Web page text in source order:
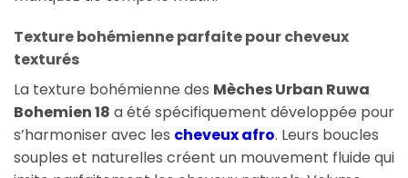
Texture bohémienne parfaite pour cheveux
texturés
La texture bohémienne des Mèches Urban Ruwa
Bohemien 18 a été spécifiquement développée pour
s’harmoniser avec les cheveux afro. Leurs boucles
souples et naturelles créent un mouvement fluide qui